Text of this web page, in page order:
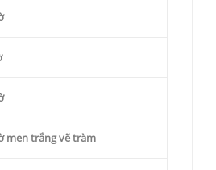
men trắng vẽ tràm